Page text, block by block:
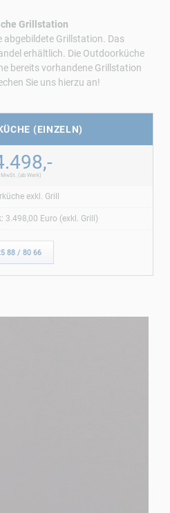
Grillstation
abgebildete Grillstation. Das
erhältlich. Die Outdoorküche
bereits vorhandene Grillstation
Sie uns hierzu an!
(EINZELN)
(ab Werk)
exkl. Grill
3.498,00 Euro (exkl. Grill)
88 / 80 66